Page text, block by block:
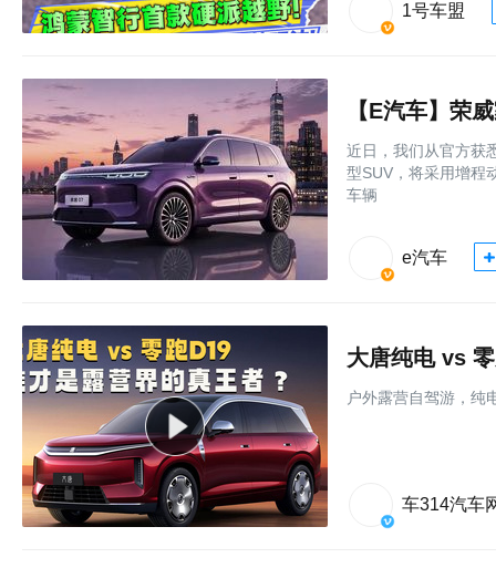
1号车盟
【E汽车】荣
近日，我们从官方获
型SUV，将采用增程
车辆
e汽车
大唐纯电 vs
户外露营自驾游，纯
车314汽车